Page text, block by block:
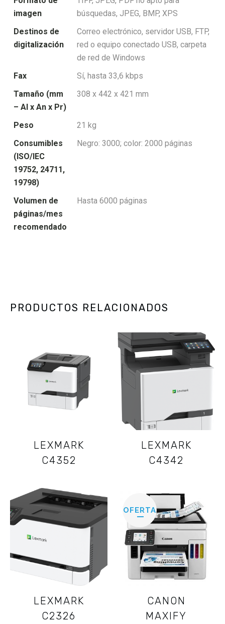
imagen
búsquedas, JPEG, BMP, XPS
Destinos de
digitalización
Correo electrónico, servidor USB, FTP,
red o equipo conectado USB, carpeta
de red de Windows
Fax
Sí, hasta 33,6 kbps
Tamaño (mm
– Al x An x Pr)
308 x 442 x 421 mm
Peso
21 kg
Consumibles
(ISO/IEC
19752, 24711,
19798)
Negro: 3000; color: 2000 páginas
Volumen de
páginas/mes
recomendado
Hasta 6000 páginas
PRODUCTOS RELACIONADOS
LEXMARK
C4352
LEXMARK
C4342
LEXMARK
C2326
OFERTA
CANON
MAXIFY